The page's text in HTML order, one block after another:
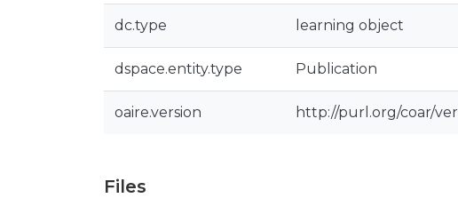
dc.type learning object
dspace.entity.type Publication
oaire.version http://purl.org/coar/
Files